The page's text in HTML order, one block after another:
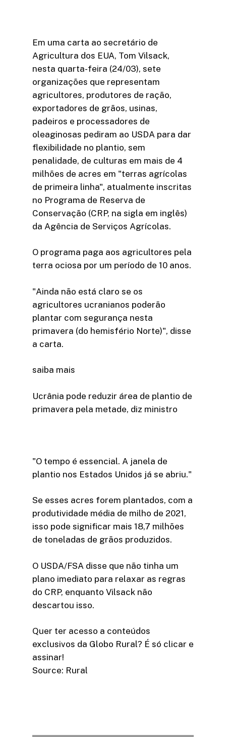
Em uma carta ao secretário de
Agricultura dos EUA, Tom Vilsack,
nesta quarta-feira (24/03), sete
organizações que representam
agricultores, produtores de ração,
exportadores de grãos, usinas,
padeiros e processadores de
oleaginosas pediram ao USDA para dar
flexibilidade no plantio, sem
penalidade, de culturas em mais de 4
milhões de acres em "terras agrícolas
de primeira linha", atualmente inscritas
no Programa de Reserva de
Conservação (CRP, na sigla em inglês)
da Agência de Serviços Agrícolas.
O programa paga aos agricultores pela
terra ociosa por um período de 10 anos.
"Ainda não está claro se os
agricultores ucranianos poderão
plantar com segurança nesta
primavera (do hemisfério Norte)", disse
a carta.
saiba mais
Ucrânia pode reduzir área de plantio de
primavera pela metade, diz ministro
"O tempo é essencial. A janela de
plantio nos Estados Unidos já se abriu."
Se esses acres forem plantados, com a
produtividade média de milho de 2021,
isso pode significar mais 18,7 milhões
de toneladas de grãos produzidos.
O USDA/FSA disse que não tinha um
plano imediato para relaxar as regras
do CRP, enquanto Vilsack não
descartou isso.
Quer ter acesso a conteúdos
exclusivos da Globo Rural? É só clicar e
assinar!​
Source: Rural